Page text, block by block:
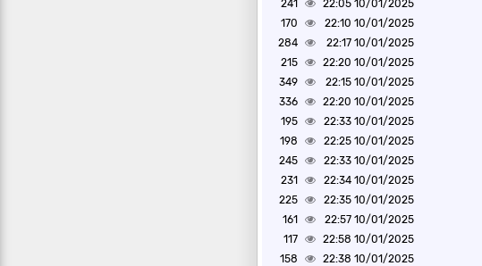
10/01/2025 22:05
241
10/01/2025 22:10
170
10/01/2025 22:17
284
10/01/2025 22:20
215
10/01/2025 22:15
349
10/01/2025 22:20
336
10/01/2025 22:33
195
10/01/2025 22:25
198
10/01/2025 22:33
245
10/01/2025 22:34
231
10/01/2025 22:35
225
10/01/2025 22:57
161
10/01/2025 22:58
117
10/01/2025 22:38
158